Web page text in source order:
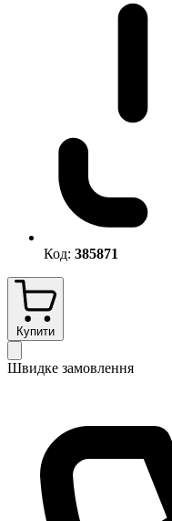
Код: 385871
Купити
Швидке замовлення